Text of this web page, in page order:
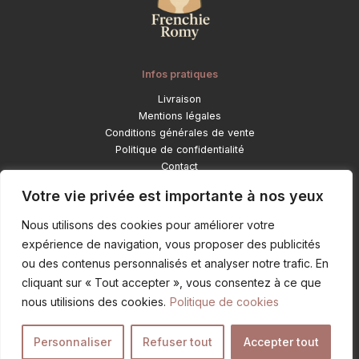
Votre vie privée est importante à nos yeux
Nous utilisons des cookies pour améliorer votre
expérience de navigation, vous proposer des publicités
ou des contenus personnalisés et analyser notre trafic. En
cliquant sur « Tout accepter », vous consentez à ce que
nous utilisions des cookies. Politique de cookies
Personnaliser Refuser tout Accepter tout
Infos pratiques
Livraison
Mentions légales
Conditions générales de vente
Politique de confidentialité
Contact
Catégories
Déco et objets lifestyle
Pour ton bouledogue
Mode et accessoires
Objets personnalisés
Copyright © 2026 frenchieromy | by inspirationweb.fr